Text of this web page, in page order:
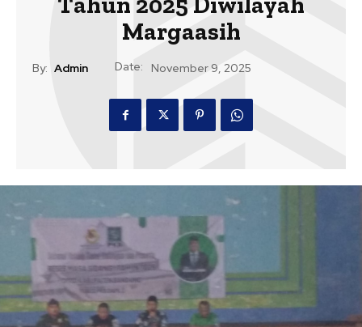
Margaasih
By: Admin Date: November 9, 2025